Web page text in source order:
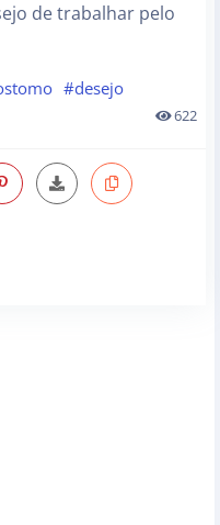
de trabalhar pelo
#desejo
622